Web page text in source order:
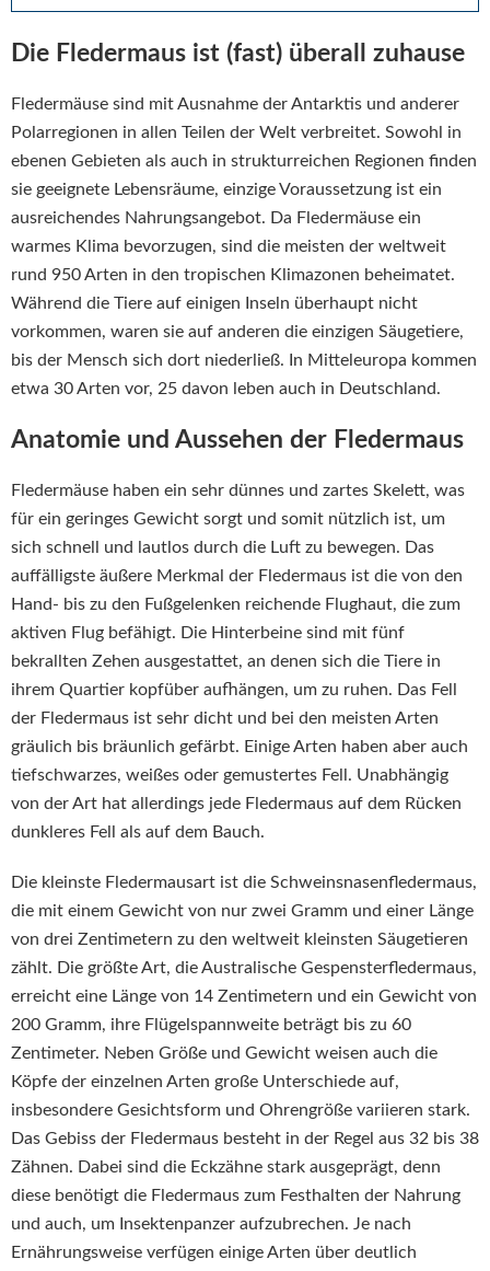
Die Fledermaus ist (fast) überall zuhause
Fledermäuse sind mit Ausnahme der Antarktis und anderer
Polarregionen in allen Teilen der Welt verbreitet. Sowohl in
ebenen Gebieten als auch in strukturreichen Regionen finden
sie geeignete Lebensräume, einzige Voraussetzung ist ein
ausreichendes Nahrungsangebot. Da Fledermäuse ein
warmes Klima bevorzugen, sind die meisten der weltweit
rund 950 Arten in den tropischen Klimazonen beheimatet.
Während die Tiere auf einigen Inseln überhaupt nicht
vorkommen, waren sie auf anderen die einzigen Säugetiere,
bis der Mensch sich dort niederließ. In Mitteleuropa kommen
etwa 30 Arten vor, 25 davon leben auch in Deutschland.
Anatomie und Aussehen der Fledermaus
Fledermäuse haben ein sehr dünnes und zartes Skelett, was
für ein geringes Gewicht sorgt und somit nützlich ist, um
sich schnell und lautlos durch die Luft zu bewegen. Das
auffälligste äußere Merkmal der Fledermaus ist die von den
Hand- bis zu den Fußgelenken reichende Flughaut, die zum
aktiven Flug befähigt. Die Hinterbeine sind mit fünf
bekrallten Zehen ausgestattet, an denen sich die Tiere in
ihrem Quartier kopfüber aufhängen, um zu ruhen. Das Fell
der Fledermaus ist sehr dicht und bei den meisten Arten
gräulich bis bräunlich gefärbt. Einige Arten haben aber auch
tiefschwarzes, weißes oder gemustertes Fell. Unabhängig
von der Art hat allerdings jede Fledermaus auf dem Rücken
dunkleres Fell als auf dem Bauch.
Die kleinste Fledermausart ist die Schweinsnasenfledermaus,
die mit einem Gewicht von nur zwei Gramm und einer Länge
von drei Zentimetern zu den weltweit kleinsten Säugetieren
zählt. Die größte Art, die Australische Gespensterfledermaus,
erreicht eine Länge von 14 Zentimetern und ein Gewicht von
200 Gramm, ihre Flügelspannweite beträgt bis zu 60
Zentimeter. Neben Größe und Gewicht weisen auch die
Köpfe der einzelnen Arten große Unterschiede auf,
insbesondere Gesichtsform und Ohrengröße variieren stark.
Das Gebiss der Fledermaus besteht in der Regel aus 32 bis 38
Zähnen. Dabei sind die Eckzähne stark ausgeprägt, denn
diese benötigt die Fledermaus zum Festhalten der Nahrung
und auch, um Insektenpanzer aufzubrechen. Je nach
Ernährungsweise verfügen einige Arten über deutlich